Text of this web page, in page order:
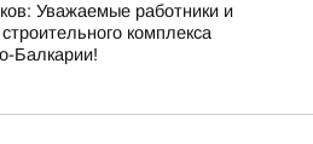
Уважаемые работники и
комплекса
Балкарии!